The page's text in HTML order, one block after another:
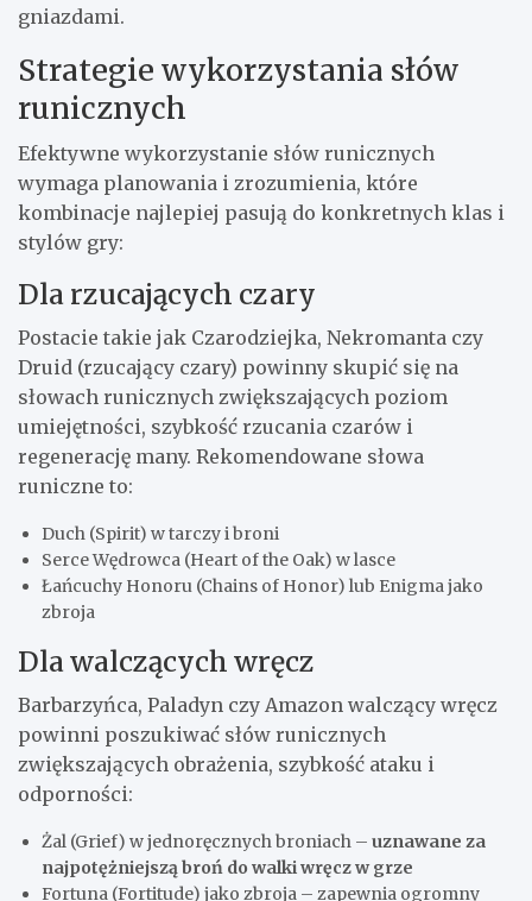
gniazdami.
Strategie wykorzystania słów
runicznych
Efektywne wykorzystanie słów runicznych
wymaga planowania i zrozumienia, które
kombinacje najlepiej pasują do konkretnych klas i
stylów gry:
Dla rzucających czary
Postacie takie jak Czarodziejka, Nekromanta czy
Druid (rzucający czary) powinny skupić się na
słowach runicznych zwiększających poziom
umiejętności, szybkość rzucania czarów i
regenerację many. Rekomendowane słowa
runiczne to:
Duch (Spirit) w tarczy i broni
Serce Wędrowca (Heart of the Oak) w lasce
Łańcuchy Honoru (Chains of Honor) lub Enigma jako
zbroja
Dla walczących wręcz
Barbarzyńca, Paladyn czy Amazon walczący wręcz
powinni poszukiwać słów runicznych
zwiększających obrażenia, szybkość ataku i
odporności:
Żal (Grief) w jednoręcznych broniach – uznawane za
najpotężniejszą broń do walki wręcz w grze
Fortuna (Fortitude) jako zbroja – zapewnia ogromny